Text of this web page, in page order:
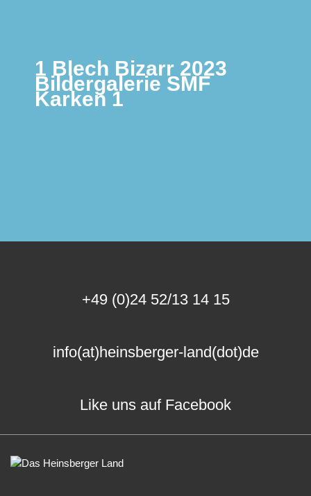
1 Blech Bizarr 2023
Bildergalerie SMF
Karken 1
+49 (0)24 52/13 14 15
info(at)heinsberger-land(dot)de
Like uns auf Facebook